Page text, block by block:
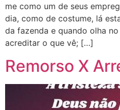
me como um de seus
dia, como de costume, lá
da fazenda e quando olha
acreditar o que vê; […]
Remorso X